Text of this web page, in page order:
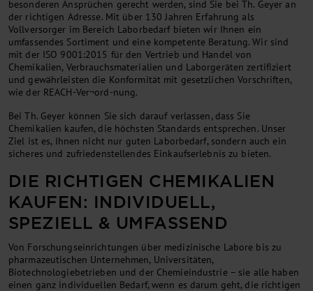
besonderen Ansprüchen gerecht werden, sind Sie bei Th. Geyer an
der richtigen Adresse. Mit über 130 Jahren Erfahrung als
Vollversorger im Bereich Laborbedarf bieten wir Ihnen ein
umfassendes Sortiment und eine kompetente Beratung. Wir sind
mit der ISO 9001:2015 für den Vertrieb und Handel von
Chemikalien, Verbrauchsmaterialien und Laborgeräten zertifiziert
und gewährleisten die Konformität mit gesetzlichen Vorschriften,
wie der REACH-Ver¬ord-nung.
Bei Th. Geyer können Sie sich darauf verlassen, dass Sie
Chemikalien kaufen, die höchsten Standards entsprechen. Unser
Ziel ist es, Ihnen nicht nur guten Laborbedarf, sondern auch ein
sicheres und zufriedenstellendes Einkaufserlebnis zu bieten.
DIE RICHTIGEN CHEMIKALIEN
KAUFEN: INDIVIDUELL,
SPEZIELL & UMFASSEND
Von Forschungseinrichtungen über medizinische Labore bis zu
pharmazeutischen Unternehmen, Universitäten,
Biotechnologiebetrieben und der Chemieindustrie – sie alle haben
einen ganz individuellen Bedarf, wenn es darum geht, die richtigen